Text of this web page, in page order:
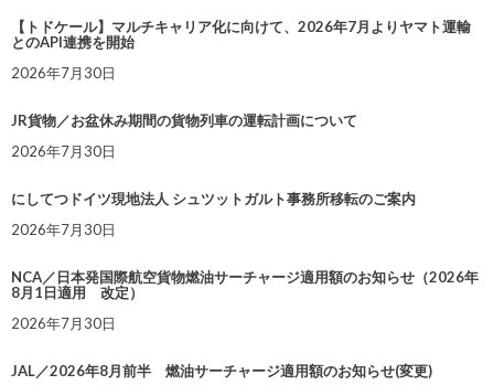
【トドケール】マルチキャリア化に向けて、2026年7月よりヤマト運輸
とのAPI連携を開始
2026年7月30日
JR貨物／お盆休み期間の貨物列車の運転計画について
2026年7月30日
にしてつドイツ現地法人 シュツットガルト事務所移転のご案内
2026年7月30日
NCA／日本発国際航空貨物燃油サーチャージ適用額のお知らせ（2026年
8月1日適用 改定）
2026年7月30日
JAL／2026年8月前半 燃油サーチャージ適用額のお知らせ(変更)